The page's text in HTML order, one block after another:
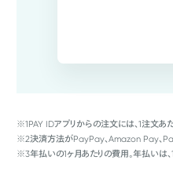
※1PAY IDアプリからの注文には、1注文あ
※2決済方法がPayPay、Amazon Pay、
※3年払いの1ヶ月あたりの費用。年払いは